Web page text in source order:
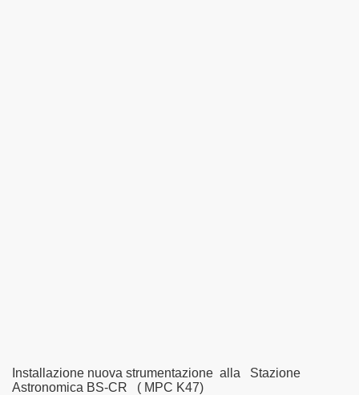
Installazione nuova strumentazione alla Stazione
Astronomica BS-CR ( MPC K47)